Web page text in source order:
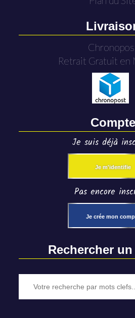
Retrait Gratuit en
Compte
Je suis déjà
Je m'identifie
Pas encore
Je crée mon
Rechercher